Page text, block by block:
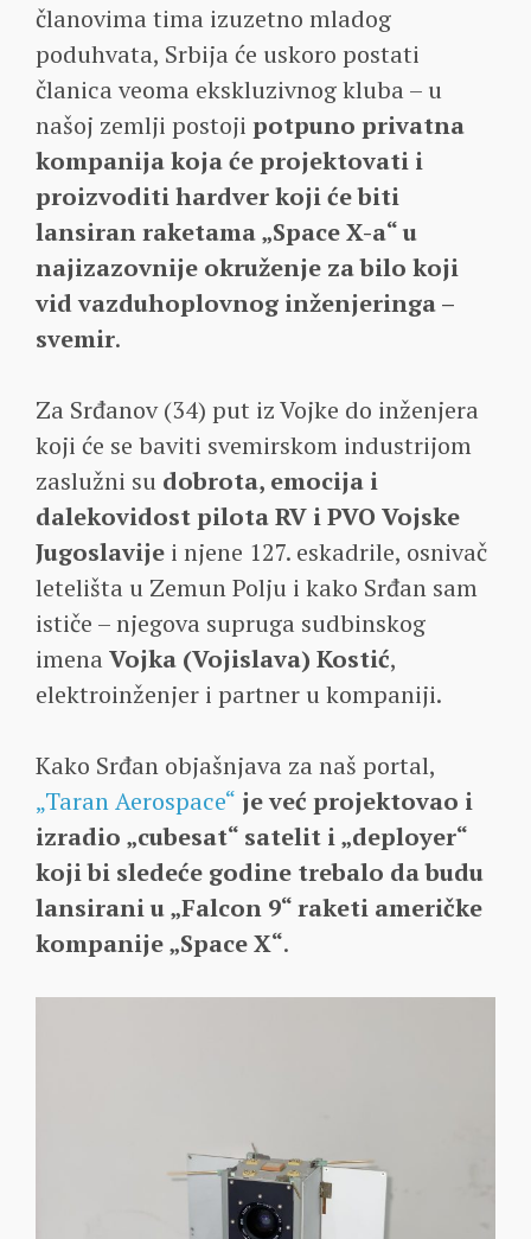
članovima tima izuzetno mladog
poduhvata, Srbija će uskoro postati
članica veoma ekskluzivnog kluba – u
našoj zemlji postoji potpuno privatna
kompanija koja će projektovati i
proizvoditi hardver koji će biti
lansiran raketama „Space X-a“ u
najizazovnije okruženje za bilo koji
vid vazduhoplovnog inženjeringa –
svemir.
Za Srđanov (34) put iz Vojke do inženjera
koji će se baviti svemirskom industrijom
zaslužni su dobrota, emocija i
dalekovidost pilota RV i PVO Vojske
Jugoslavije i njene 127. eskadrile, osnivač
letelišta u Zemun Polju i kako Srđan sam
ističe – njegova supruga sudbinskog
imena Vojka (Vojislava) Kostić,
elektroinženjer i partner u kompaniji.
Kako Srđan objašnjava za naš portal,
„Taran Aerospace“ je već projektovao i
izradio „cubesat“ satelit i „deployer“
koji bi sledeće godine trebalo da budu
lansirani u „Falcon 9“ raketi američke
kompanije „Space X“.